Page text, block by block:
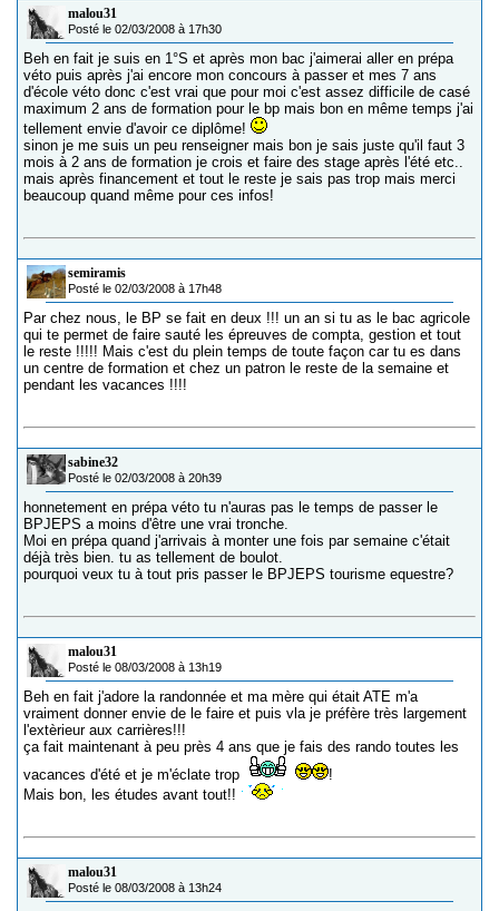
malou31
Posté le 02/03/2008 à 17h30
Beh en fait je suis en 1°S et après mon bac j'aimerai aller en prépa
véto puis après j'ai encore mon concours à passer et mes 7 ans
d'école véto donc c'est vrai que pour moi c'est assez difficile de casé
maximum 2 ans de formation pour le bp mais bon en même temps j'ai
tellement envie d'avoir ce diplôme!
sinon je me suis un peu renseigner mais bon je sais juste qu'il faut 3
mois à 2 ans de formation je crois et faire des stage après l'été etc..
mais après financement et tout le reste je sais pas trop mais merci
beaucoup quand même pour ces infos!
semiramis
Posté le 02/03/2008 à 17h48
Par chez nous, le BP se fait en deux !!! un an si tu as le bac agricole
qui te permet de faire sauté les épreuves de compta, gestion et tout
le reste !!!!! Mais c'est du plein temps de toute façon car tu es dans
un centre de formation et chez un patron le reste de la semaine et
pendant les vacances !!!!
sabine32
Posté le 02/03/2008 à 20h39
honnetement en prépa véto tu n'auras pas le temps de passer le
BPJEPS a moins d'être une vrai tronche.
Moi en prépa quand j'arrivais à monter une fois par semaine c'était
déjà très bien. tu as tellement de boulot.
pourquoi veux tu à tout pris passer le BPJEPS tourisme equestre?
malou31
Posté le 08/03/2008 à 13h19
Beh en fait j'adore la randonnée et ma mère qui était ATE m'a
vraiment donner envie de le faire et puis vla je préfère très largement
l'extèrieur aux carrières!!!
ça fait maintenant à peu près 4 ans que je fais des rando toutes les
vacances d'été et je m'éclate trop
!
Mais bon, les études avant tout!!
malou31
Posté le 08/03/2008 à 13h24